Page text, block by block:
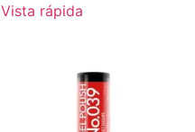
Vista rápida